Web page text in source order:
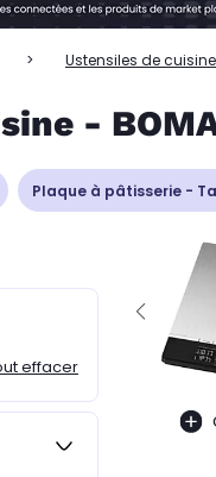
Ustensiles de
-
Plaque à pâtisserie -
effacer